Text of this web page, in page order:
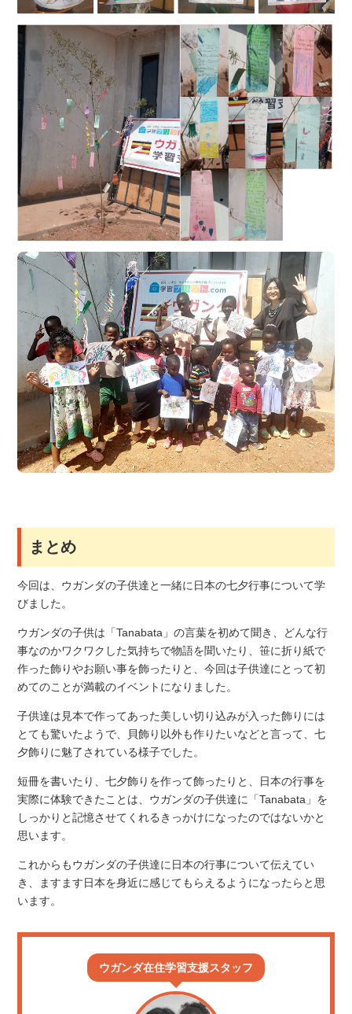
まとめ
今回は、ウガンダの子供達と一緒に日本の七夕行事について学
びました。
ウガンダの子供は「Tanabata」の言葉を初めて聞き、どんな行
事なのかワクワクした気持ちで物語を聞いたり、笹に折り紙で
作った飾りやお願い事を飾ったりと、今回は子供達にとって初
めてのことが満載のイベントになりました。
子供達は見本で作ってあった美しい切り込みが入った飾りには
とても驚いたようで、貝飾り以外も作りたいなどと言って、七
夕飾りに魅了されている様子でした。
短冊を書いたり、七夕飾りを作って飾ったりと、日本の行事を
実際に体験できたことは、ウガンダの子供達に「Tanabata」を
しっかりと記憶させてくれるきっかけになったのではないかと
思います。
これからもウガンダの子供達に日本の行事について伝えてい
き、ますます日本を身近に感じてもらえるようになったらと思
います。
ウガンダ在住学習支援スタッフ